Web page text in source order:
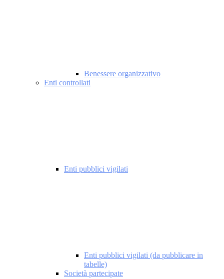
Benessere organizzativo
Enti controllati
Enti pubblici vigilati
Enti pubblici vigilati (da pubblicare in
tabelle)
Società partecipate